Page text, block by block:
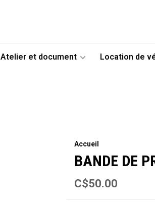
Atelier et document Location de
Accueil
BANDE DE
C$50.00